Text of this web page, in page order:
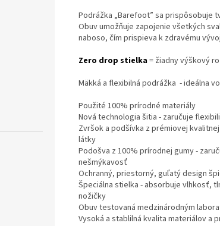
Podrážka „Barefoot” sa prispôsobuje
Obuv umožňuje zapojenie všetkých
naboso, čím prispieva k zdravému
Zero drop stielka= žiadny výškový
Mäkká a flexibilná podrážka - ideálna
Použité 100% prírodné materiály
Nová technologia šitia - zaručuje
Zvršok a podšívka z prémiovej
látky
Podošva z 100% prírodnej gumy -
nešmýkavosť
Ochranný, priestorný, guľatý design
Špeciálna stielka - absorbuje vlhkosť,
nožičky
Obuv testovaná medzinárodným
Vysoká a stablilná kvalita materiálov a